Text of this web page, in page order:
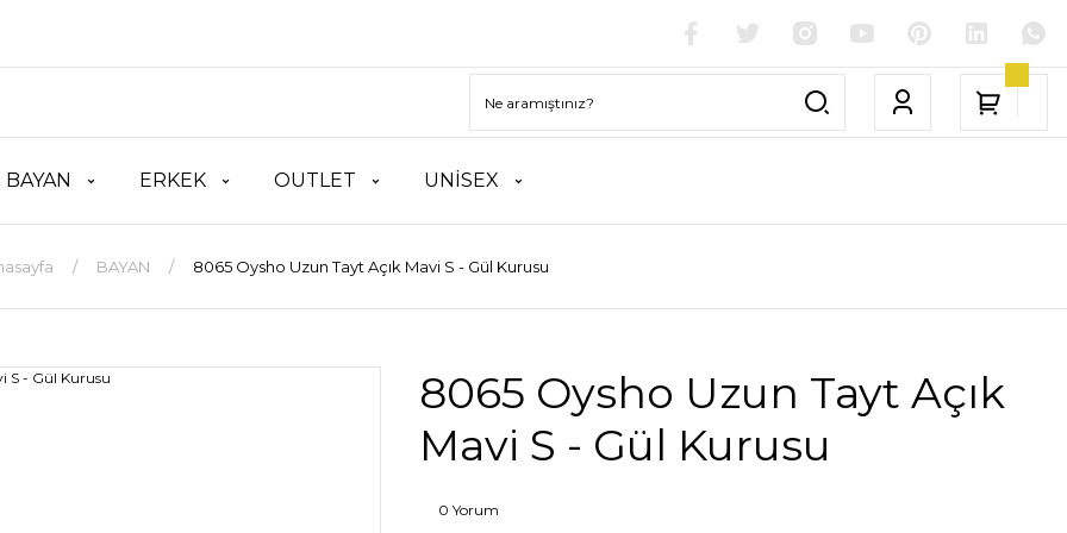
BAYAN ERKEK OUTLET UNİSEX
BAYAN 8065 Oysho Uzun Tayt Açık Mavi S - Gül Kurusu
8065 Oysho Uzun Tayt Açık
Mavi S - Gül Kurusu
0 Yorum